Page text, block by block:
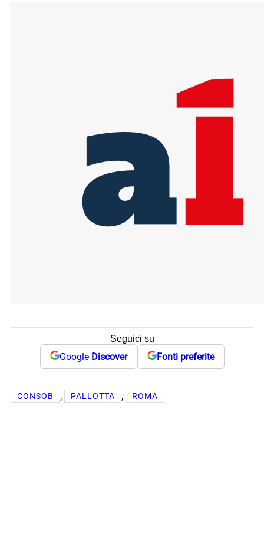
Seguici su
Google Discover Fonti preferite
CONSOB , PALLOTTA , ROMA